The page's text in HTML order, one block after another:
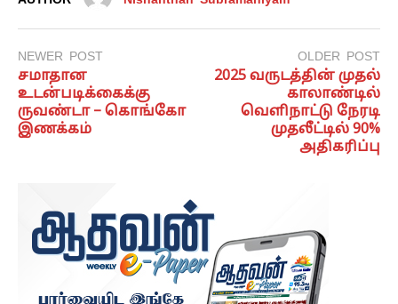
NEWER POST
சமாதான
உடன்படிக்கைக்கு
ருவண்டா – கொங்கோ
இணக்கம்
OLDER POST
2025 வருடத்தின் முதல்
காலாண்டில்
வெளிநாட்டு நேரடி
முதலீட்டில் 90%
அதிகரிப்பு